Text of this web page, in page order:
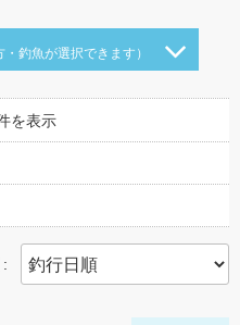
・釣魚が選択できます）
を表示